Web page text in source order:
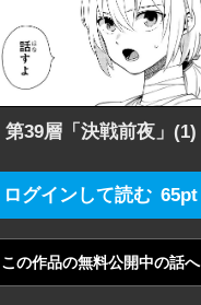
第39層「決戦前夜」(1)
ログインして読む 65pt
この作品の無料公開中の話へ